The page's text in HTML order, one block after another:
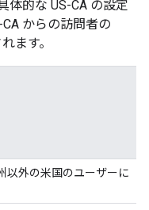
体的な US-CA の設定
からの訪問者の
ます。
以外の米国のユーザーに